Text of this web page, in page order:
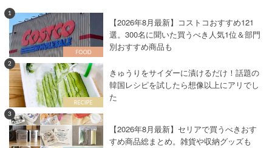
1
【2026年8月最新】コストコおすすめ121
選。300名に聞いた買うべき人気1位＆部門
別おすすめ商品も
2
きゅうりをサイダーに漬けるだけ！話題の
韓国レシピを試したら想像以上にアリでし
た
3
【2026年8月最新】セリアで買うべきおす
すめ商品総まとめ。雑貨や収納グッズも